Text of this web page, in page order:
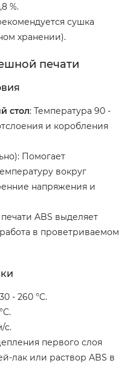
%.
сушка
хранении).
печати
стол: Температура 90 -
и коробления
Помогает
вокруг
напряжения и
ABS выделяет
в проветриваемом
- 260 °C.
с.
первого слоя
лак или раствор ABS в